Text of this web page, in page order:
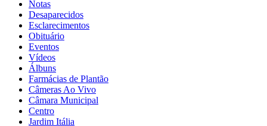
Notas
Desaparecidos
Esclarecimentos
Obituário
Eventos
Vídeos
Álbuns
Farmácias de Plantão
Câmeras Ao Vivo
Câmara Municipal
Centro
Jardim Itália